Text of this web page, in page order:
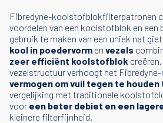
Fibredyne-koolstofblokfilterpatronen
voordelen van een koolstofblok en een
gebruik te maken van een uniek nat
kool in poedervorm en vezels
zeer efficiënt koolstofblok
vezelstructuur verhoogt het
vermogen om vuil tegen te
vergelijking met traditionele
voor een beter debiet en een
kleinere filterfijnheid.